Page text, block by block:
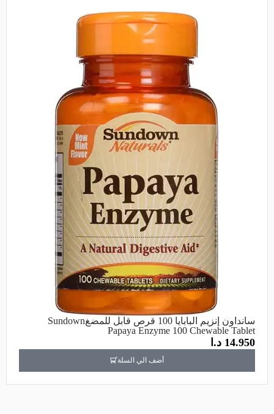
سانداون إنزيم البابايا 100 قرص قابل للمضغSundown
Papaya Enzyme 100 Chewable Tablet
14.950 د.ا
أضف الي السلة